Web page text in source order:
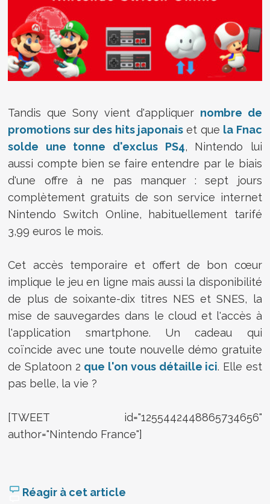
Tandis que Sony vient d'appliquer nombre de
promotions sur des hits japonais et que la Fnac
solde une tonne d'exclus PS4, Nintendo lui
aussi compte bien se faire entendre par le biais
d'une offre à ne pas manquer : sept jours
complètement gratuits de son service internet
Nintendo Switch Online, habituellement tarifé
3,99 euros le mois.
Cet accès temporaire et offert de bon cœur
implique le jeu en ligne mais aussi la disponibilité
de plus de soixante-dix titres NES et SNES, la
mise de sauvegardes dans le cloud et l'accès à
l'application smartphone. Un cadeau qui
coïncide avec une toute nouvelle démo gratuite
de Splatoon 2 que l'on vous détaille ici. Elle est
pas belle, la vie ?
[TWEET id="1255442448865734656"
author="Nintendo France"]
Réagir à cet article